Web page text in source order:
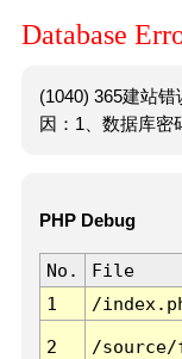
Database
(1040) 365建站
因：1、数据库密
PHP Debug
No. File
1
/
2 /